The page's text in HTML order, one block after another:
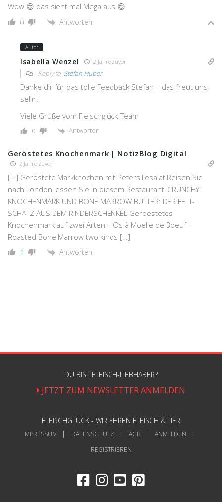
Wow 😍 das sieht mal Mega aus 😋
0 Antworten
Autor
Isabella Wenzel 2 Jahre zuvor
Reply to Stefan Huber
Danke dir für das tolle Feedback Stefan – das freut uns
sehr!
Viele Grüße vom Fleischglück-Team
0 Antworten
Geröstetes Knochenmark | NotizBlog Digital
2 Jahre zuvor
[…] Geröstete Markknochen mit Petersiliesalat Reisen Sie
nach London, essen Sie in diesem Restaurant! CRUNCHY
KNOCHENMARK UND BONE MARROW BUTTER: DER FETT-
SCHATZ AUS DEM RINDERSCHENKEL Geroestetes
Knochenmark auf zwei Arten – Os à Moelle de Boeuf –
Roasted Bone Marrow two kinds […]
1 Antworten
DU BIST FLEISCH-LIEBHABER?
JETZT ZUM NEWSLETTER ANMELDEN
FLEISCHGLÜCK - WIR EHREN FLEISCH & TIER
IMPRESSUM DATENSCHUTZ AGB
ANMELDEN
REGISTRIEREN